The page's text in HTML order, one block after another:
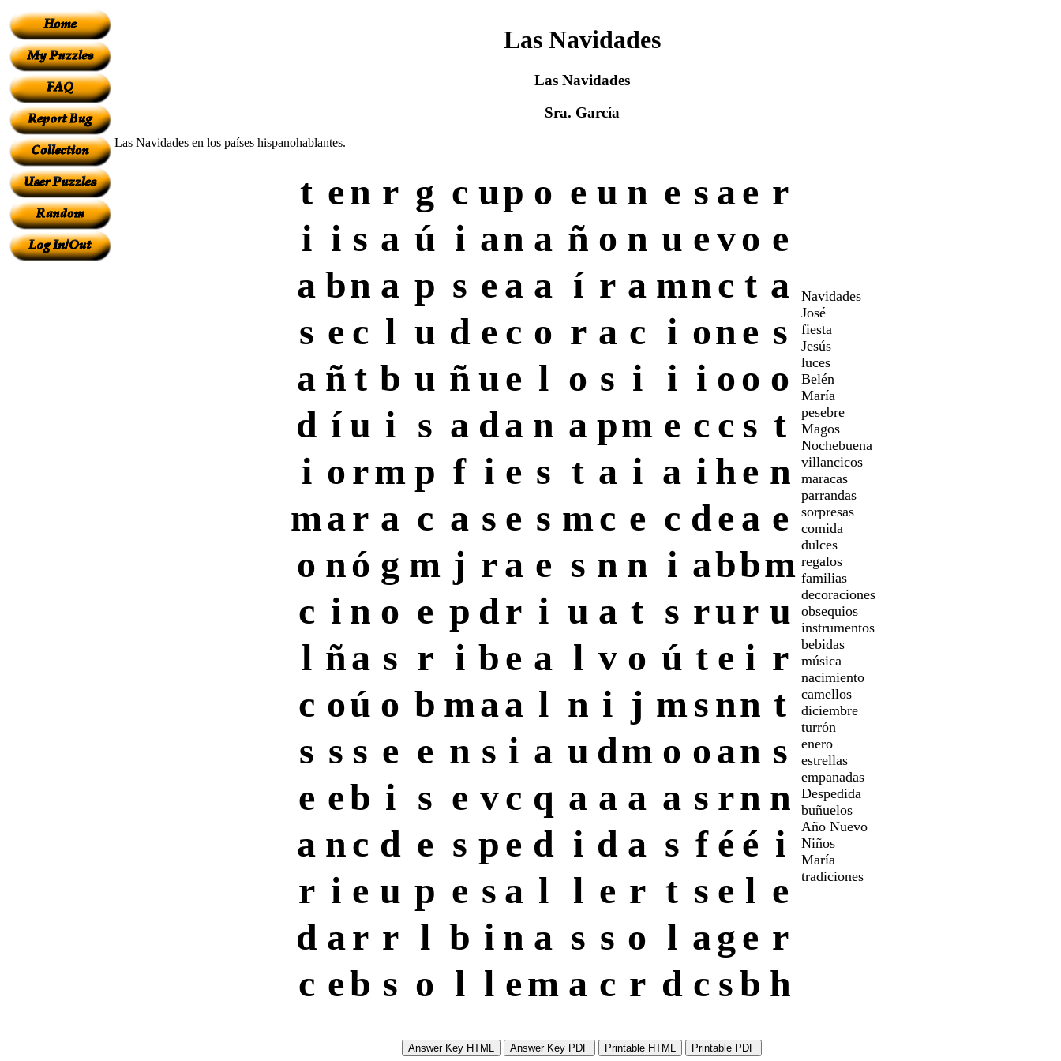
Las Navidades
Las Navidades
Sra. García
Las Navidades en los países hispanohablantes.
t en r g c up o e u n e s ae r
i i s a ú i an a ñ o n u evo e
a bn a p s e a a í r a mnc t a
s e c l u d e c o r a c i one s
a ñ t b u ñ ue l o s i i i oo o
d í u i s a da n a pm e c c s t
i orm p f i e s t a i a i he n
mar a c a s e s mc e c de a e
o nó g m j ra e s n n i abbm
c i n o e p dr i u a t s rur u
l ña s r i be a l v o ú t e i r
c oú o b maa l n i j msnn t
s s s e e n s i a u dm o oan s
e eb i s e vc q a a a a s rn n
a nc d e s pe d i d a s f é é i
r i e u p e s a l l e r t s e l e
d ar r l b i n a s s o l age r
c eb s o l l em a c r d c sb h
Navidades
José
fiesta
Jesús
luces
Belén
María
pesebre
Magos
Nochebuena
villancicos
maracas
parrandas
sorpresas
comida
dulces
regalos
familias
decoraciones
obsequios
instrumentos
bebidas
música
nacimiento
camellos
diciembre
turrón
enero
estrellas
empanadas
Despedida
buñuelos
Año Nuevo
Niños
María
tradiciones